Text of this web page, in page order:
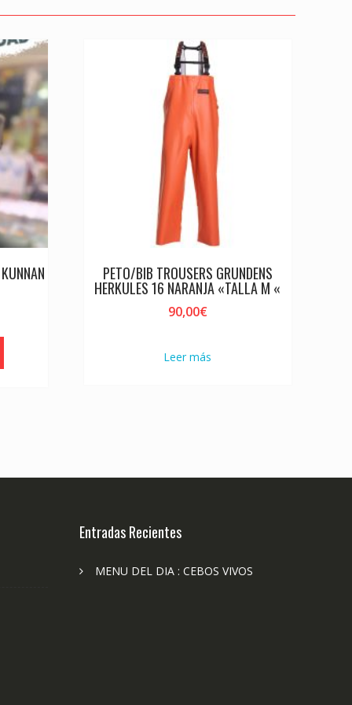
PETO/BIB TROUSERS GRUNDENS
HERKULES 16 NARANJA «TALLA M «
90,00€
Leer más
Entradas Recientes
MENU DEL DIA : CEBOS VIVOS